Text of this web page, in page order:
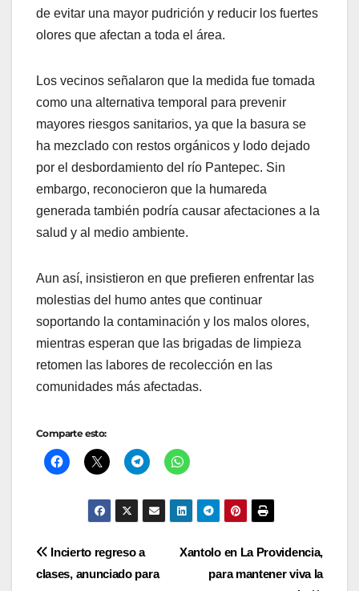
de evitar una mayor pudrición y reducir los fuertes
olores que afectan a toda el área.
Los vecinos señalaron que la medida fue tomada
como una alternativa temporal para prevenir
mayores riesgos sanitarios, ya que la basura se
ha mezclado con restos orgánicos y lodo dejado
por el desbordamiento del río Pantepec. Sin
embargo, reconocieron que la humareda
generada también podría causar afectaciones a la
salud y al medio ambiente.
Aun así, insistieron en que prefieren enfrentar las
molestias del humo antes que continuar
soportando la contaminación y los malos olores,
mientras esperan que las brigadas de limpieza
retomen las labores de recolección en las
comunidades más afectadas.
Comparte esto:
NavegaciónXantolo en La Providencia,
para mantener viva la
Incierto regreso a
clases, anunciado para